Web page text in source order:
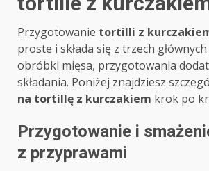
Przygotowanie tortilli z
proste i składa się z trzech
obróbki mięsa, przygotowania
składania. Poniżej znajdziesz
na tortillę z kurczakiem krok po
Przygotowanie i
z przyprawami